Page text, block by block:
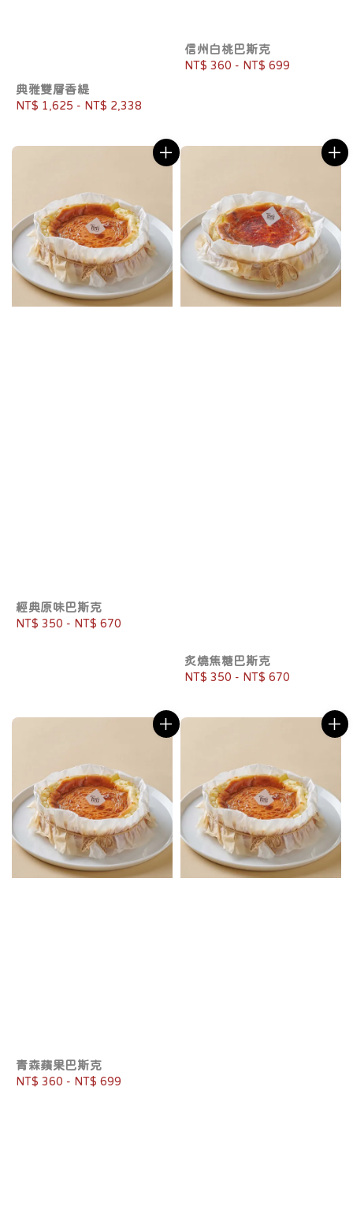
典雅雙層香緹
Regular
NT$ 1,625 - NT$ 2,338
信州白桃巴斯克
Regular
NT$ 360 - NT$ 699
經典原味巴斯克
Regular
NT$ 350 - NT$ 670
炙燒焦糖巴斯克
Regular
NT$ 350 - NT$ 670
青森蘋果巴斯克
Regular
NT$ 360 - NT$ 699